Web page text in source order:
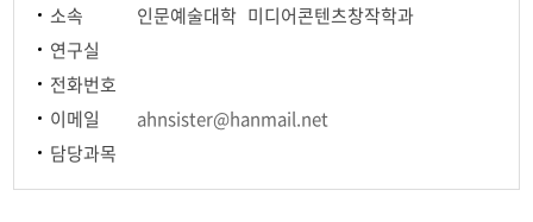
소속
인문예술대학 미디어콘텐츠창작학과
연구실
전화번호
이메일
ahnsister@hanmail.net
담당과목